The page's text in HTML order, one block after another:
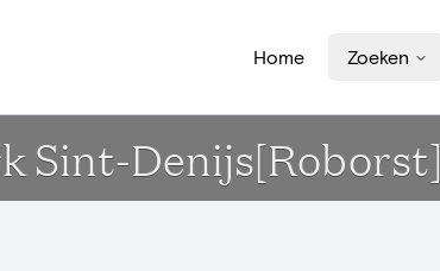
Home Zoeken
Sint-Denijs[Roborst]